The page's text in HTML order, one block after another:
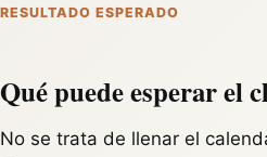
RESULTADO ESPERADO
Qué puede esperar el
No se trata de llenar el